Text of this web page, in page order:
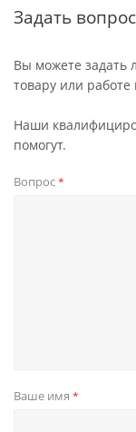
Задать вопрос
Вы можете задать
товару или работе
Наши
помогут.
Вопрос*
Ваше имя *